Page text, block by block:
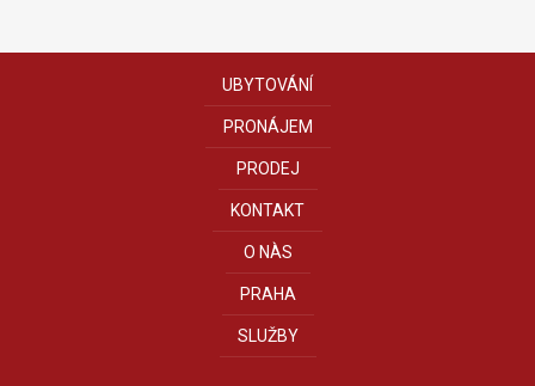
UBYTOVÁNÍ
PRONÁJEM
PRODEJ
KONTAKT
O NÀS
PRAHA
SLUŽBY